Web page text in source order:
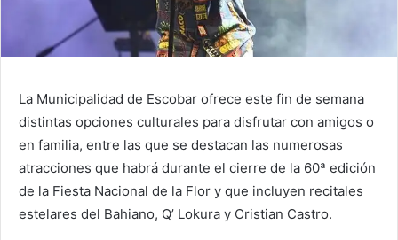
La Municipalidad de Escobar ofrece este fin de semana
distintas opciones culturales para disfrutar con amigos o
en familia, entre las que se destacan las numerosas
atracciones que habrá durante el cierre de la 60ª edición
de la Fiesta Nacional de la Flor y que incluyen recitales
estelares del Bahiano, Q’ Lokura y Cristian Castro.